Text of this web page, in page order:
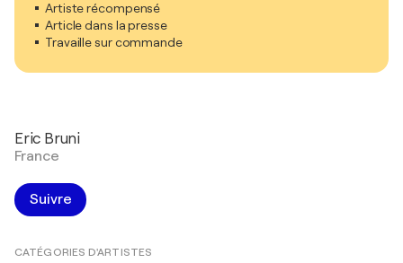
Artiste récompensé
Article dans la presse
Travaille sur commande
Eric Bruni
France
Suivre
CATÉGORIES D'ARTISTES